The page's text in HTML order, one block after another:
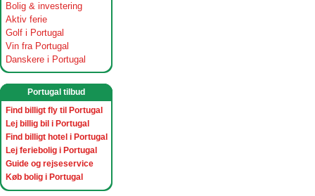
Bolig & investering
Aktiv ferie
Golf i Portugal
Vin fra Portugal
Danskere i Portugal
Portugal tilbud
Find billigt fly til Portugal
Lej billig bil i Portugal
Find billigt hotel i Portugal
Lej feriebolig i Portugal
Guide og rejseservice
Køb bolig i Portugal